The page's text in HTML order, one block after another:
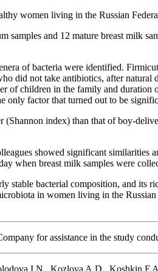
women living in the Russian
samples and 12 mature breast milk
of bacteria were identified.
did not take antibiotics, after
of children in the family and
only factor that turned out to be
index) than that of boy-
showed significant
when breast milk samples were
stable bacterial composition, and
in women living in the
for assistance in the study
I.N., Kozlova A.D., Koshkin